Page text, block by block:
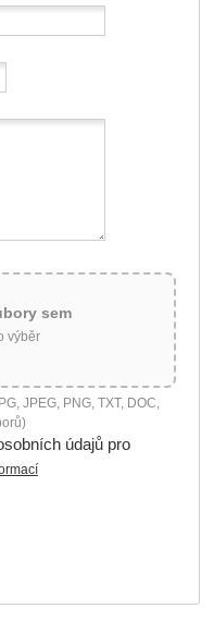
sem
výběr
JPEG, PNG, TXT, DOC,
údajů pro